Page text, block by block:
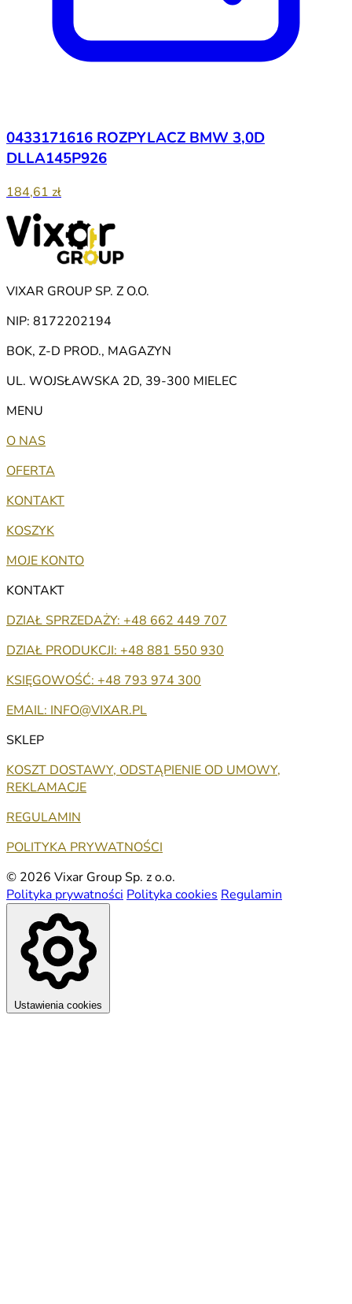
0433171616 ROZPYLACZ BMW 3,0D
DLLA145P926
184,61 zł
VIXAR GROUP SP. Z O.O.
NIP: 8172202194
BOK, Z-D PROD., MAGAZYN
UL. WOJSŁAWSKA 2D, 39-300 MIELEC
MENU
O NAS
OFERTA
KONTAKT
KOSZYK
MOJE KONTO
KONTAKT
DZIAŁ SPRZEDAŻY: +48 662 449 707
DZIAŁ PRODUKCJI: +48 881 550 930
KSIĘGOWOŚĆ: +48 793 974 300
EMAIL: INFO@VIXAR.PL
SKLEP
KOSZT DOSTAWY, ODSTĄPIENIE OD UMOWY,
REKLAMACJE
REGULAMIN
POLITYKA PRYWATNOŚCI
© 2026 Vixar Group Sp. z o.o.
Polityka prywatności Polityka cookies Regulamin
Ustawienia cookies